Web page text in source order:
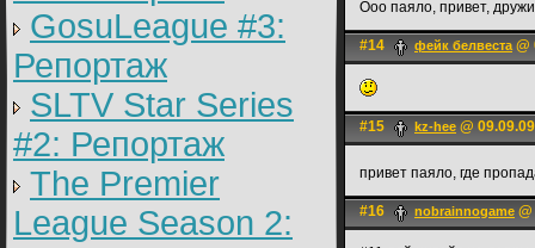
GosuLeague #3:
Репортаж
SLTV Star Series
#2: Репортаж
The Premier
League Season 2:
Ооо паяло, привет,
#14 фейк белвеста@
#15 kz-hee @
привет паяло, где
#16 nobrainnogame